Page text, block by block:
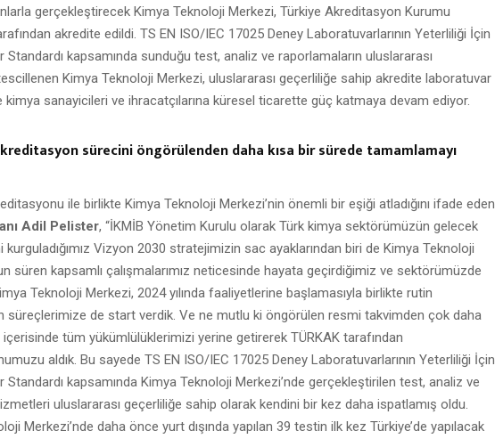
gerçekleştirecek Kimya Teknoloji Merkezi, Türkiye Akreditasyon Kurumu
akredite edildi. TS EN ISO/IEC 17025 Deney Laboratuvarlarının Yeterliliği İçin
Standardı kapsamında sunduğu test, analiz ve raporlamaların uluslararası
Kimya Teknoloji Merkezi, uluslararası geçerliliğe sahip akredite laboratuvar
kimya sanayicileri ve ihracatçılarına küresel ticarette güç katmaya devam ediyor.
sürecini öngörülenden daha kısa bir sürede tamamlamayı
ile birlikte Kimya Teknoloji Merkezi’nin önemli bir eşiği atladığını ifade eden
Adil Pelister, “İKMİB Yönetim Kurulu olarak Türk kimya sektörümüzün gelecek
Vizyon 2030 stratejimizin sac ayaklarından biri de Kimya Teknoloji
süren kapsamlı çalışmalarımız neticesinde hayata geçirdiğimiz ve sektörümüzde
Teknoloji Merkezi, 2024 yılında faaliyetlerine başlamasıyla birlikte rutin
süreçlerimize de start verdik. Ve ne mutlu ki öngörülen resmi takvimden çok daha
içerisinde tüm yükümlülüklerimizi yerine getirerek TÜRKAK tarafından
aldık. Bu sayede TS EN ISO/IEC 17025 Deney Laboratuvarlarının Yeterliliği İçin
Standardı kapsamında Kimya Teknoloji Merkezi’nde gerçekleştirilen test, analiz ve
uluslararası geçerliliğe sahip olarak kendini bir kez daha ispatlamış oldu.
Merkezi’nde daha önce yurt dışında yapılan 39 testin ilk kez Türkiye’de yapılacak